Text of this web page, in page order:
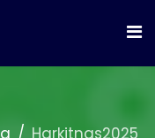
Harkitnas2025